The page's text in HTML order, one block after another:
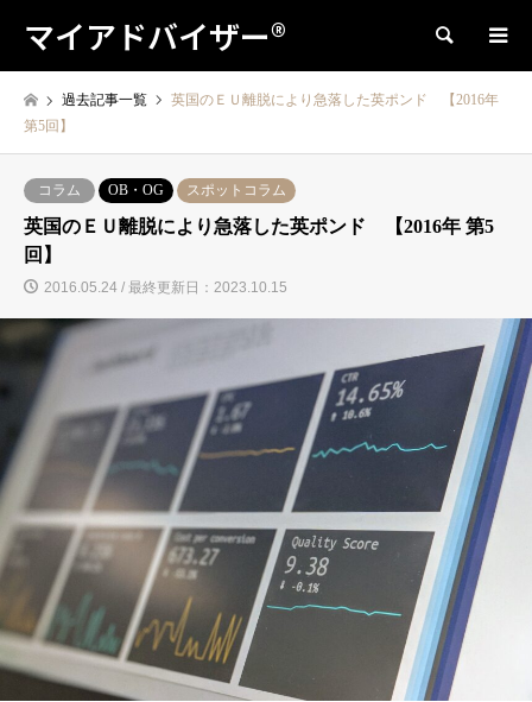
マイアドバイザー® 検索
過去記事一覧
英国のＥＵ離脱により急落した英ポンド 【2016年
第5回】
コラム OB・OG スポットコラム
英国のＥＵ離脱により急落した英ポンド 【2016年 第5
回】
2016.05.24 / 最終更新日：2023.10.15